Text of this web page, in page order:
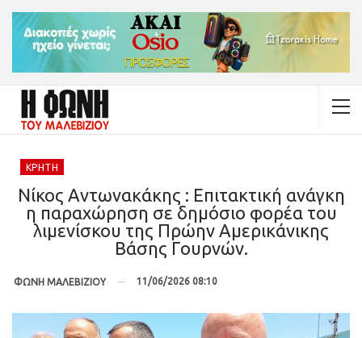
ΚΡΉΤΗ
Νίκος Αντωνακάκης : Επιτακτική ανάγκη
η παραχώρηση σε δημόσιο φορέα του
λιμενίσκου της Πρώην Αμερικάνικης
Βάσης Γουρνών.
ΦΩΝΗ ΜΑΛΕΒΙΖΙΟΥ 11/06/2026 08:10